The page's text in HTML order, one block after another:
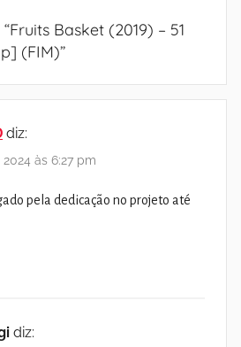
Fruits Basket (2019) – 51
(FIM)”
diz:
às 6:27 pm
pela dedicação no projeto até
diz: